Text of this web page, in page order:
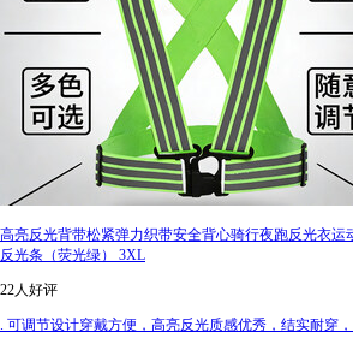
高亮反光背带松紧弹力织带安全背心骑行夜跑反光衣运
反光条（荧光绿） 3XL
22人好评
. 可调节设计穿戴方便，高亮反光质感优秀，结实耐穿，